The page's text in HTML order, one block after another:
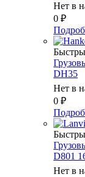
Нет в
0 ₽
DH35
Нет в
0 ₽
D801
Нет в